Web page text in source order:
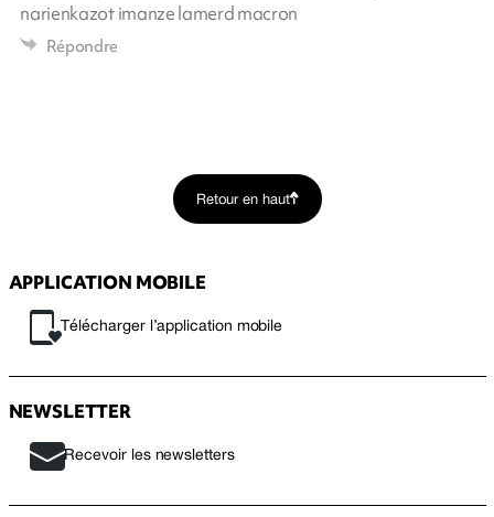
narienkazot imanze lamerd macron
Répondre
Retour en haut
APPLICATION MOBILE
Télécharger l’application mobile
NEWSLETTER
Recevoir les newsletters